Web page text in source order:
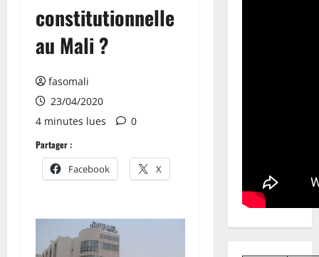
constitutionnelle
au Mali ?
fasomali
23/04/2020
4 minutes lues
0
Partager :
Facebook X